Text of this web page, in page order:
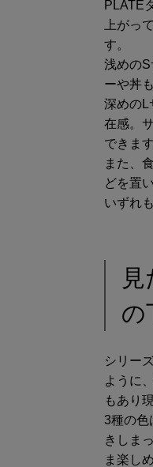
PLATE
上がっ
す。
浅めの
ーや丼
深めのL
在感。
できます
また、
どを置
いずれ
の
シリー
ように
もあり
3種の色
きしま
ま楽し